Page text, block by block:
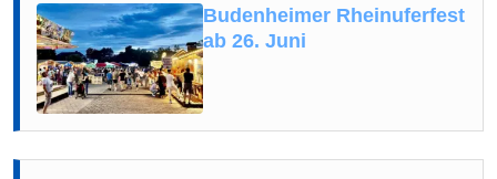
Budenheimer Rheinuferfest
ab 26. Juni